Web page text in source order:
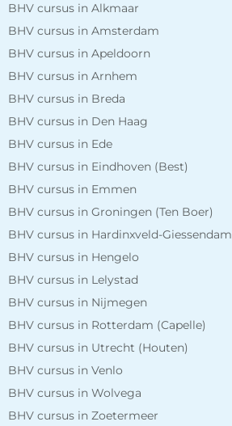
BHV cursus in Alkmaar
BHV cursus in Amsterdam
BHV cursus in Apeldoorn
BHV cursus in Arnhem
BHV cursus in Breda
BHV cursus in Den Haag
BHV cursus in Ede
BHV cursus in Eindhoven (Best)
BHV cursus in Emmen
BHV cursus in Groningen (Ten Boer)
BHV cursus in Hardinxveld-Giessendam
BHV cursus in Hengelo
BHV cursus in Lelystad
BHV cursus in Nijmegen
BHV cursus in Rotterdam (Capelle)
BHV cursus in Utrecht (Houten)
BHV cursus in Venlo
BHV cursus in Wolvega
BHV cursus in Zoetermeer